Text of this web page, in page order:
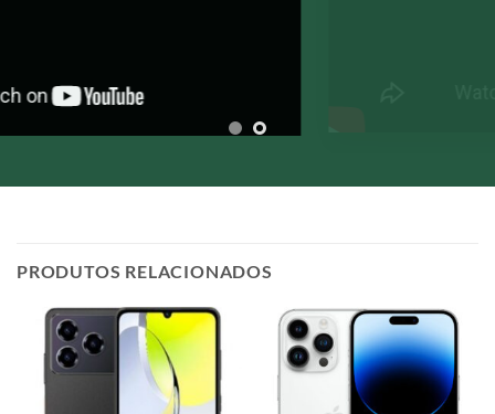
PRODUTOS RELACIONADOS